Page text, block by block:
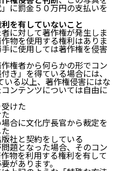
に罰金５０万円の支払いを
を有していないこと
に対して著作権が発生しま
物を使用する権利はありま
に使用しては著作権を侵害
権者から何らかの形でコン
き」を得ている場合には、
いる以上、著作権侵害にはな
ンテンツについては自由に
けた
合に文化庁長官から裁定を
社と契約をしている
題となった場合、そのコン
物を利用する権利を有して
があります。